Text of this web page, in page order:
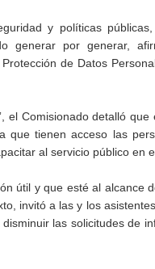
y políticas
generar por generar,
de Datos
el Comisionado detalló
tienen acceso las
al servicio público en
útil y que esté al alcance
invitó a las y los
las solicitudes de